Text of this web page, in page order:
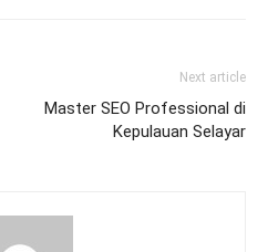
Next article
Master SEO Professional di
Kepulauan Selayar